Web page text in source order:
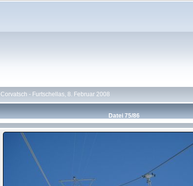
Corvatsch - Furtschellas, 8. Februar 2008
Datei 75/86